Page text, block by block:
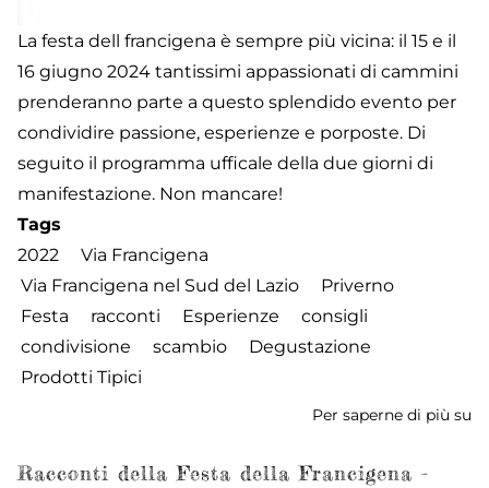
La festa dell francigena è sempre più vicina: il 15 e il
16 giugno 2024 tantissimi appassionati di cammini
prenderanno parte a questo splendido evento per
condividire passione, esperienze e porposte. Di
seguito il programma ufficale della due giorni di
manifestazione. Non mancare!
Tags
2022
Via Francigena
Via Francigena nel Sud del Lazio
Priverno
Festa
racconti Esperienze
consigli
condivisione
scambio
Degustazione
Prodotti Tipici
Per saperne di più su
Racconti della Festa della Francigena -